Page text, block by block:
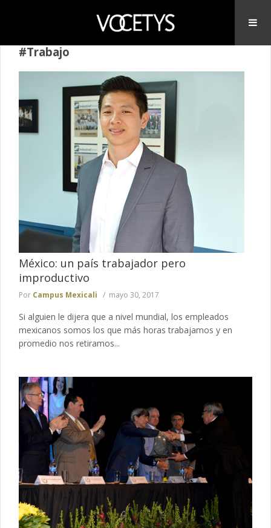
#Trabajo
México: un país trabajador pero
improductivo
Por Campus Mexicali mayo 30, 2017
Si alguien le dijera que a nivel mundial, los empleados
mexicanos somos los que más horas trabajamos y en
promedio nos retiramos...